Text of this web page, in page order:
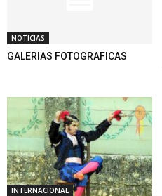
NOTICIAS
GALERIAS FOTOGRAFICAS
INTERNACIONAL